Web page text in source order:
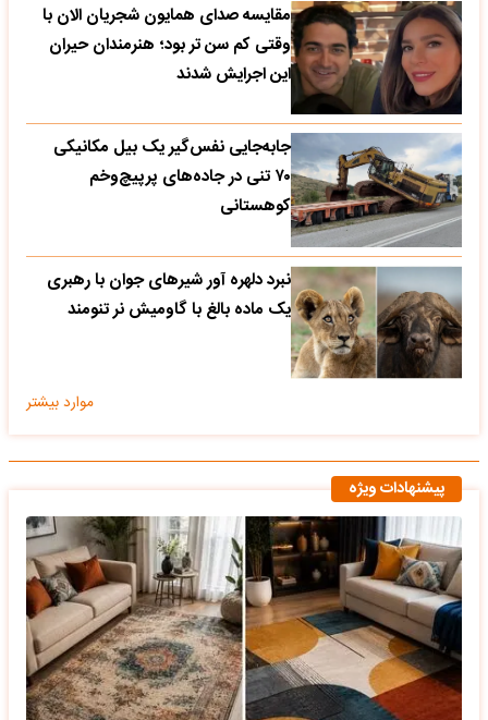
مقایسه صدای همایون شجریان الان با
وقتی کم سن تر بود؛ هنرمندان حیران
این اجرایش شدند
جابه‌جایی نفس‌گیر یک بیل مکانیکی
۷۰ تنی در جاده‌های پرپیچ‌وخم
کوهستانی
نبرد دلهره آور شیرهای جوان با رهبری
یک ماده بالغ با گاومیش نر تنومند
موارد بیشتر
پیشنهادات ویژه